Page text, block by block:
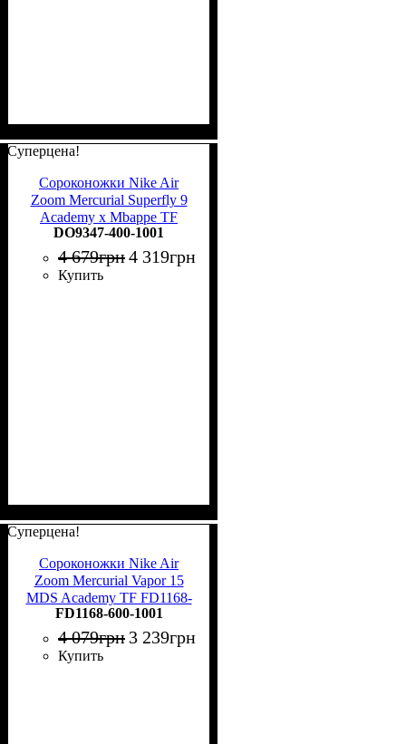
Суперцена!
Сороконожки Nike Air
Zoom Mercurial Superfly 9
Academy x Mbappe TF
DO9347-400
DO9347-400-1001
4 679грн4 319грн
Купить
Суперцена!
Сороконожки Nike Air
Zoom Mercurial Vapor 15
MDS Academy TF FD1168-
600
FD1168-600-1001
4 079грн 3 239грн
Купить